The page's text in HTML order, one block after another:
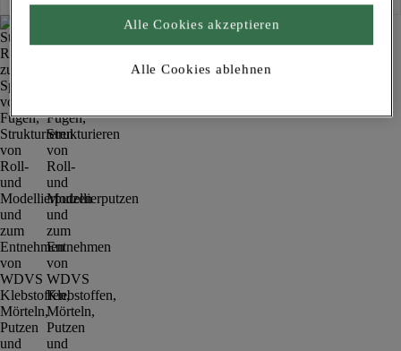
Alle Cookies ablehnen
Alle Cookies akzeptieren